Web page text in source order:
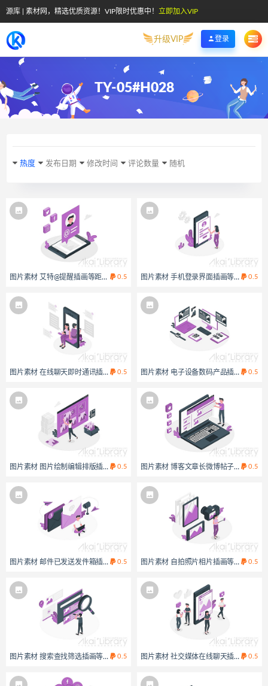
源库 | 素材网，精选优质资源！VIP限时优惠中！ 立即加入VIP
升级VIP 登录
TY-05#H028
热度 发布日期 修改时间 评论数量 随机
图片素材 艾特@提醒插画等距立体场景
0.5 图片素材 手机登录界面插画等距立体场
0.5
图片素材 在线聊天即时通讯插画等距立体场景
0.5 图片素材 电子设备数码产品插画等距立
0.5
图片素材 图片绘制编辑排版插画等距立体场景
0.5 图片素材 博客文章长微博帖子插画等距
0.5
图片素材 邮件已发送发件箱插画等距立体场景
0.5 图片素材 自拍照片相片插画等距立体场
0.5
图片素材 搜索查找筛选插画等距立体场景
0.5 图片素材 社交媒体在线聊天插画等距立
0.5